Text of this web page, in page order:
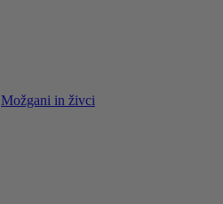
Možgani in živci